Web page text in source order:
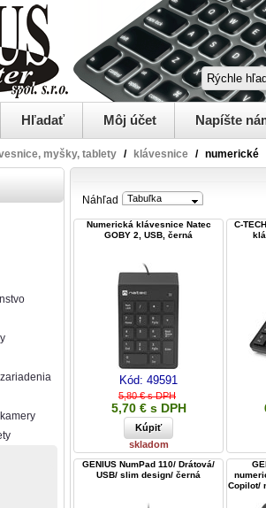
Hľadať Môj účet Napíšte
myšky, tablety / klávesnice / numerické
Náhľad Tabuľka
Numerická klávesnice Natec
GOBY 2, USB, černá
Kód: 49591
5,80 € s DPH
5,70 € s DPH
skladom
C-
GENIUS NumPad 110/ Drátová/
USB/ slim design/ černá
Copilot/